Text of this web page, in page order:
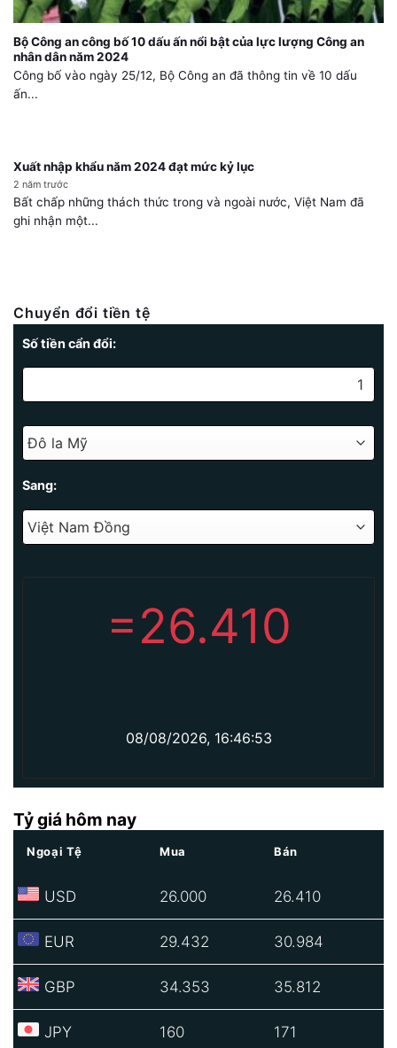
Bộ Công an công bố 10 dấu ấn nổi bật của lực lượng Công an
nhân dân năm 2024
Công bố vào ngày 25/12, Bộ Công an đã thông tin về 10 dấu
ấn...
Xuất nhập khẩu năm 2024 đạt mức kỷ lục
2 năm trước
Bất chấp những thách thức trong và ngoài nước, Việt Nam đã
ghi nhận một...
Chuyển đổi tiền tệ
Số tiền cẩn đổi:
Sang:
=26.410
08/08/2026, 16:46:53
Tỷ giá hôm nay
Ngoại Tệ Mua Bán
USD 26.000 26.410
EUR 29.432 30.984
GBP 34.353 35.812
JPY 160 171